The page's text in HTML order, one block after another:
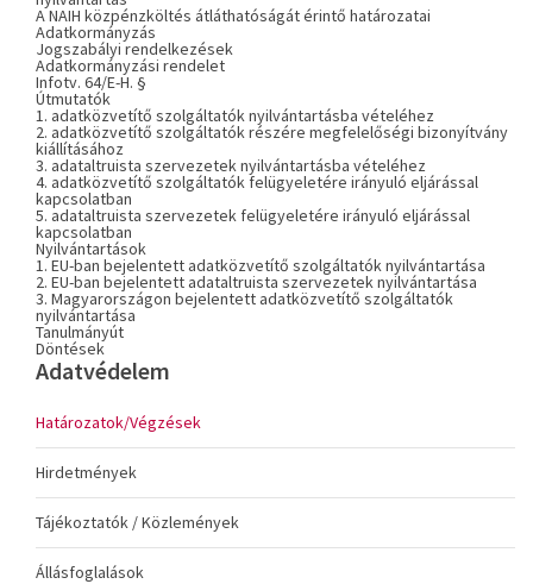
A NAIH közpénzköltés átláthatóságát érintő határozatai
Adatkormányzás
Jogszabályi rendelkezések
Adatkormányzási rendelet
Infotv. 64/E-H. §
Útmutatók
1. adatközvetítő szolgáltatók nyilvántartásba vételéhez
2. adatközvetítő szolgáltatók részére megfelelőségi bizonyítvány
kiállításához
3. adataltruista szervezetek nyilvántartásba vételéhez
4. adatközvetítő szolgáltatók felügyeletére irányuló eljárással
kapcsolatban
5. adataltruista szervezetek felügyeletére irányuló eljárással
kapcsolatban
Nyilvántartások
1. EU-ban bejelentett adatközvetítő szolgáltatók nyilvántartása
2. EU-ban bejelentett adataltruista szervezetek nyilvántartása
3. Magyarországon bejelentett adatközvetítő szolgáltatók
nyilvántartása
Tanulmányút
Döntések
Adatvédelem
Határozatok/Végzések
Hirdetmények
Tájékoztatók / Közlemények
Állásfoglalások